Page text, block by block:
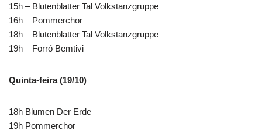
15h – Blutenblatter Tal Volkstanzgruppe
16h – Pommerchor
18h – Blutenblatter Tal Volkstanzgruppe
19h – Forró Bemtivi
Quinta-feira (19/10)
18h Blumen Der Erde
19h Pommerchor